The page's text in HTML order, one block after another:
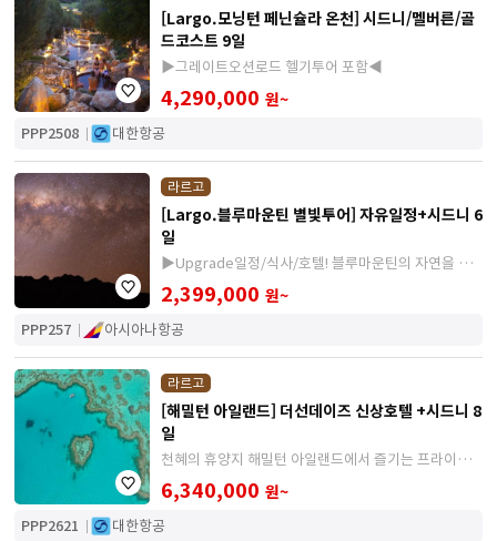
[Largo.모닝턴 페닌슐라 온천] 시드니/멜버른/골
드코스트 9일
▶그레이트오션로드 헬기투어 포함◀
4,290,000 원~
PPP2508 대한항공
라르고
[Largo.블루마운틴 별빛투어] 자유일정+시드니 6
일
▶Upgrade일정/식사/호텔! 블루마운틴의 자연을 만
끽해보세요.
2,399,000 원~
PPP257 아시아나항공
라르고
[해밀턴 아일랜드] 더선데이즈 신상호텔 +시드니 8
일
천혜의 휴양지 해밀턴 아일랜드에서 즐기는 프라이빗
일정
6,340,000 원~
PPP2621 대한항공